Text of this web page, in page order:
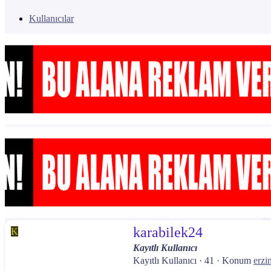
Kullanıcılar
K karabilek24
Kayıtlı Kullanıcı
Kayıtlı Kullanıcı · 41 · Konum